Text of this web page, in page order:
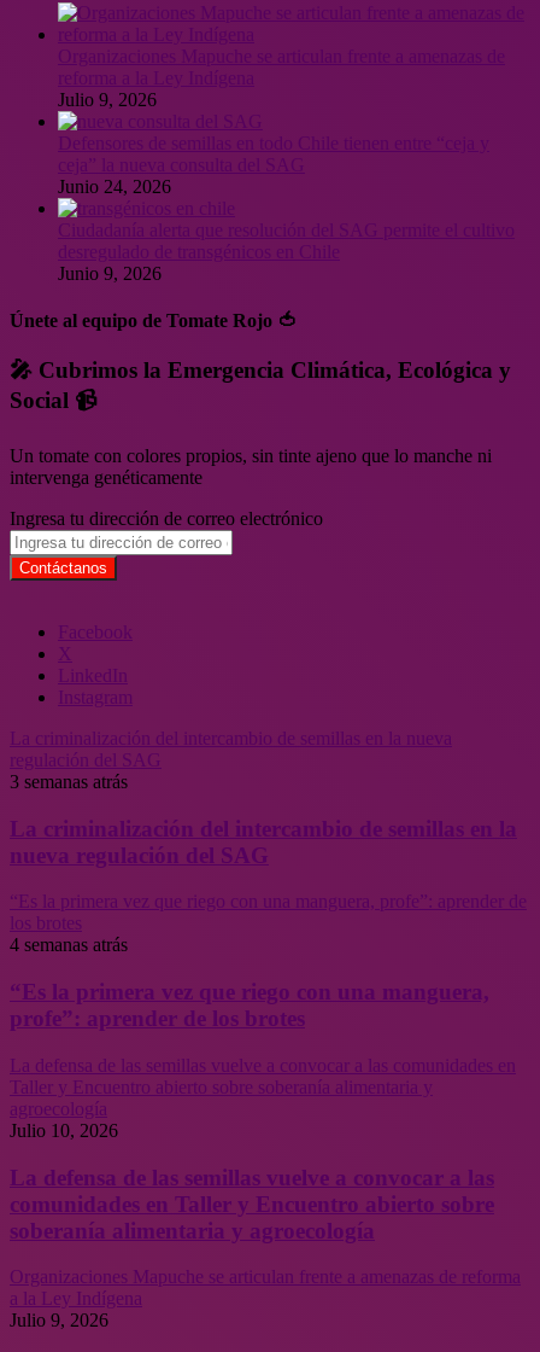
Julio 9, 2026
Junio 24, 2026
Ciudadanía alerta que resolución del SAG permite el cultivo
desregulado de transgénicos en Chile
Junio 9, 2026
Únete al equipo de Tomate Rojo 🍅
🎤 Cubrimos la Emergencia Climática, Ecológica y
Social 📹
Un tomate con colores propios, sin tinte ajeno que lo manche ni
intervenga genéticamente
Ingresa tu dirección de correo electrónico
Facebook
X
LinkedIn
Instagram
La criminalización del intercambio de semillas en la nueva
regulación del SAG
3 semanas atrás
La criminalización del intercambio de semillas en la
nueva regulación del SAG
“Es la primera vez que riego con una manguera, profe”: aprender de
los brotes
4 semanas atrás
“Es la primera vez que riego con una manguera,
profe”: aprender de los brotes
La defensa de las semillas vuelve a convocar a las comunidades en
Taller y Encuentro abierto sobre soberanía alimentaria y
agroecología
Julio 10, 2026
La defensa de las semillas vuelve a convocar a las
comunidades en Taller y Encuentro abierto sobre
soberanía alimentaria y agroecología
Organizaciones Mapuche se articulan frente a amenazas de reforma
a la Ley Indígena
Julio 9, 2026